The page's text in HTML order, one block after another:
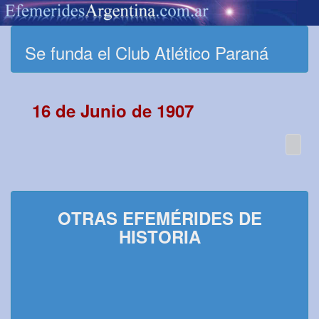
Se funda el Club Atlético Paraná
16 de Junio de 1907
OTRAS EFEMÉRIDES DE
HISTORIA